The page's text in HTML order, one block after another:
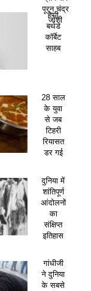
पूरन चंद्र
जोशी
हैप्पी
बर्थडे
कॉर्बेट
साहब
28 साल
के युवा
से जब
टिहरी
रियासत
डर गई
दुनिया में
शांतिपूर्ण
आंदोलनों
का
संक्षिप्त
इतिहास
गांधीजी
ने दुनिया
के सबसे